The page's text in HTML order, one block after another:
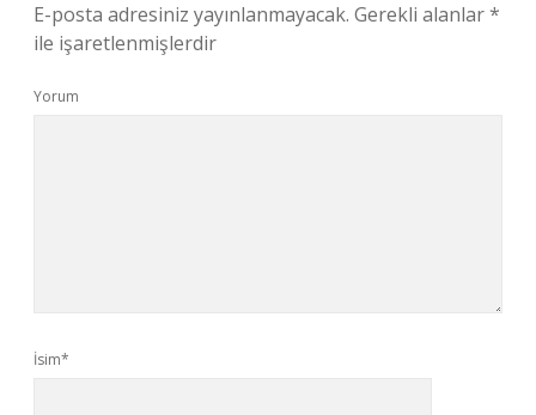
E-posta adresiniz yayınlanmayacak. Gerekli alanlar*
ile işaretlenmişlerdir
Yorum
İsim*